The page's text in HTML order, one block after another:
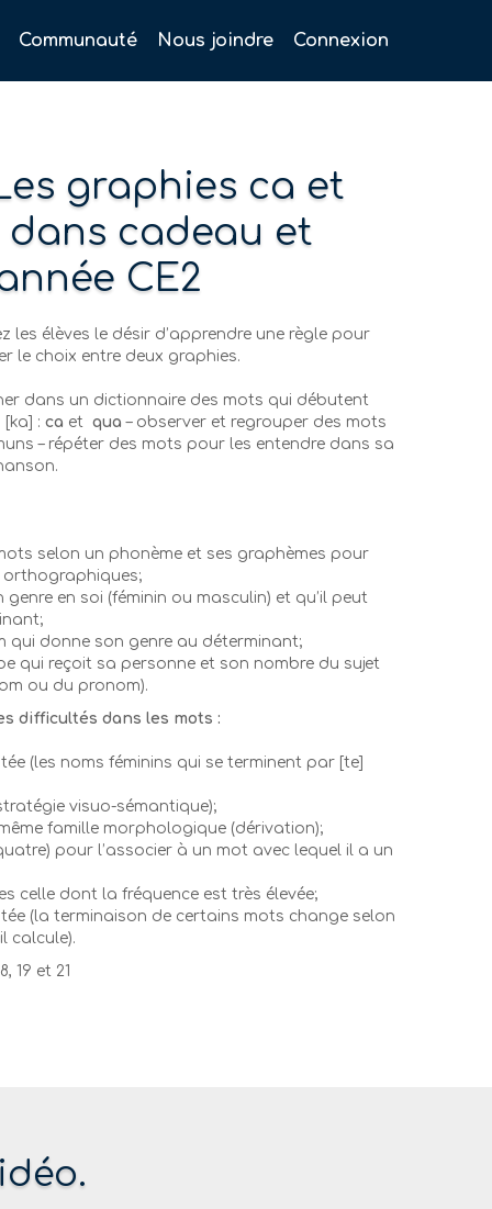
Communauté Nous joindre Connexion
Les graphies ca et
cadeau et
CE2
les élèves le désir d’apprendre une règle pour
le choix entre deux graphies.
dans un dictionnaire des mots qui débutent
: ca et qua – observer et regrouper des mots
– répéter des mots pour les entendre dans sa
selon un phonème et ses graphèmes pour
en soi (féminin ou masculin) et qu’il peut
qui donne son genre au déterminant;
qui reçoit sa personne et son nombre du sujet
ou du pronom).
difficultés dans les mots :
(les noms féminins qui se terminent par [te]
visuo-sémantique);
famille morphologique (dérivation);
pour l’associer à un mot avec lequel il a un
celle dont la fréquence est très élevée;
(la terminaison de certains mots change selon
calcule).
19 et 21